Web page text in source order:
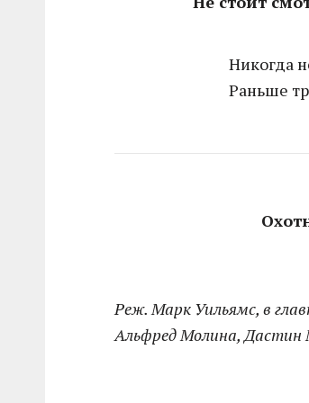
Никогда
Раньше
Реж. Марк Уильямс, в
Альфред Молина, Дастин